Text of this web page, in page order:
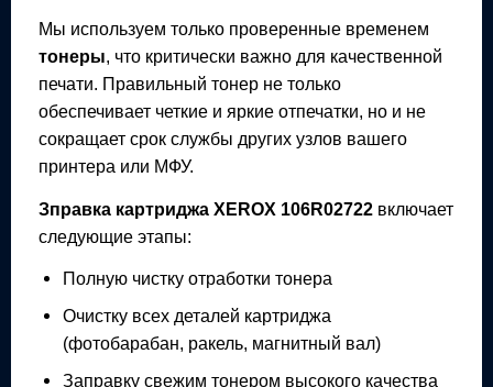
Мы используем только проверенные временем
тонеры, что критически важно для качественной
печати. Правильный тонер не только
обеспечивает четкие и яркие отпечатки, но и не
сокращает срок службы других узлов вашего
принтера или МФУ.
Зправка картриджа XEROX 106R02722 включает
следующие этапы:
Полную чистку отработки тонера
Очистку всех деталей картриджа
(фотобарабан, ракель, магнитный вал)
Заправку свежим тонером высокого качества